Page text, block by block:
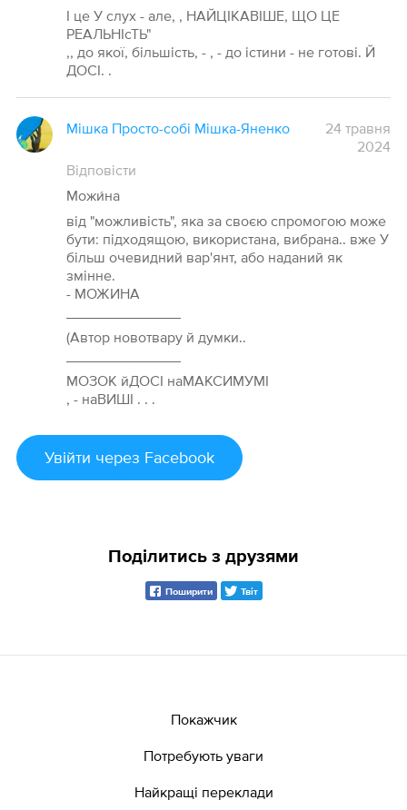
І це У слух - але, , НАЙЦІКАВІШЕ, ЩО ЦЕ
РЕАЛЬНІсТЬ"
,, до якої, більшість, - , - до істини - не готові. Й
ДОСІ. .
Мішка Просто-собі Мішка-Яненко
24 травня
2024
Відповісти
Можи́на
від "можливість", яка за своєю спромогою може
бути: підходящою, використана, вибрана.. вже У
більш очевидний вар'янт, або наданий як
змінне.
- МОЖИНА
(Автор новотвару й думки..
МОЗОК йДОСІ наМАКСИМУМІ
, - наВИШІ . . .
Увійти через Facebook
Поділитись з друзями
Поширити Твіт
Покажчик
Потребують уваги
Найкращі переклади